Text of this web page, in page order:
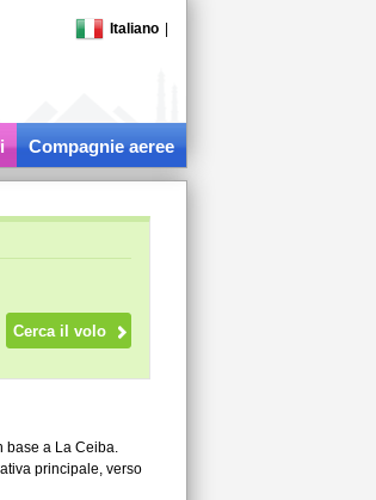
Italiano
Compagnie aeree
base a La Ceiba.
principale, verso